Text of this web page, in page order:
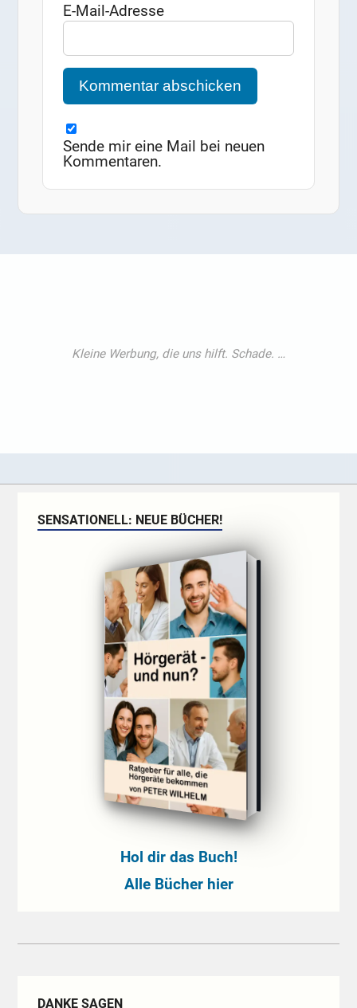
E-Mail-Adresse
Sende mir eine Mail bei neuen
Kommentaren.
SENSATIONELL: NEUE BÜCHER!
Hol dir das Buch!
Alle Bücher hier
DANKE SAGEN